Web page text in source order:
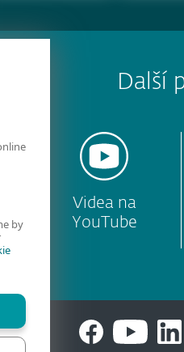
Další
Videa na
YouTube
by